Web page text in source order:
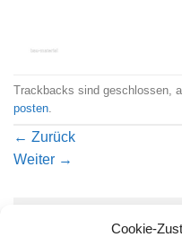
Cookie-
Trackbacks sind geschlossen,
posten
← Zurück
Weiter →
Schreibe einen